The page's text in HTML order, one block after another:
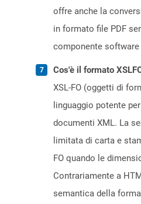
offre anche la
in formato file PDF
componente software
Cos'è il formato
XSL-FO (oggetti di
linguaggio potente
documenti XML. La
limitata di carta e
FO quando le
Contrariamente a
semantica della